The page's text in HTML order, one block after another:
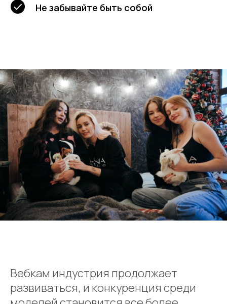
Не забывайте быть собой
Вебкам индустрия продолжает
развиваться, и конкуренция среди